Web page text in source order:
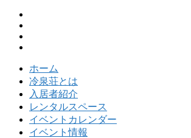
ホーム
冷泉荘とは
入居者紹介
レンタルスペース
イベントカレンダー
イベント情報